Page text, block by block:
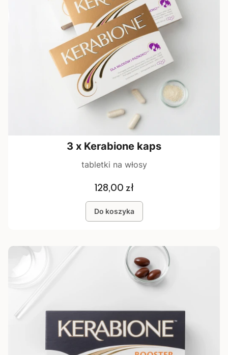
3 x Kerabione kaps
tabletki na włosy
Cena
128,00 zł
Do koszyka